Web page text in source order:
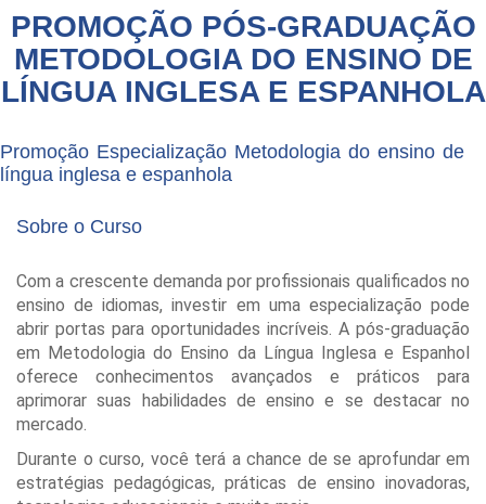
PROMOÇÃO PÓS-GRADUAÇÃO
METODOLOGIA DO ENSINO DE
LÍNGUA INGLESA E ESPANHOLA
Promoção Especialização Metodologia do ensino de
língua inglesa e espanhola
Sobre o Curso
Com a crescente demanda por profissionais qualificados no
ensino de idiomas, investir em uma especialização pode
abrir portas para oportunidades incríveis. A pós-graduação
em Metodologia do Ensino da Língua Inglesa e Espanhol
oferece conhecimentos avançados e práticos para
aprimorar suas habilidades de ensino e se destacar no
mercado.
Durante o curso, você terá a chance de se aprofundar em
estratégias pedagógicas, práticas de ensino inovadoras,